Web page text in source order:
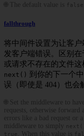
🌐 The default value is false
fallthrough
将中间件设置为让客
发客户端错误。区别
或请求不存在的文件
next() 到你的下一个
误（即使是 404）也会
🌐 Set the middleware to
requests, otherwise
errors like a bad request or
middleware to simply
next()
true . When this value is